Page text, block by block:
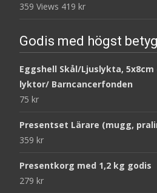
359 Views 419 kr
Godis med högst betyg
Eggshell Skål/Ljuslykta, 5x8cm
lyktor/ Barncancerfonden
75 kr
Presentset Lärare (mugg,
359 kr
Presentkorg med 1,2 kg godis
279 kr